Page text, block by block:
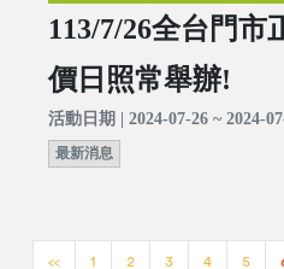
113/7/26全台門市
價日照常舉辦!
活動日期 | 2024-07-26 ~ 2024-
最新消息
<< 1 2 3 4 5